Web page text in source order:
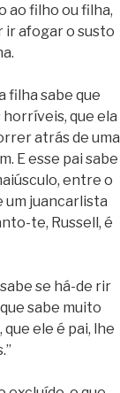
ao filho ou filha,
ir afo­gar o susto
filha sabe que
hor­rí­veis, que ela
atrás de uma
E esse pai sabe
entre o
um juan­car­lista
te, Russell, é
se há-de rir
sabe muito
ele é pai, lhe